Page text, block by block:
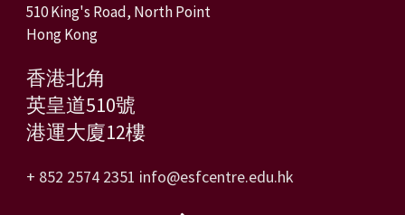
510 King's Road, North Point
Hong Kong
香港北角
英皇道510號
港運大廈12樓
+ 852 2574 2351 info@esfcentre.edu.hk